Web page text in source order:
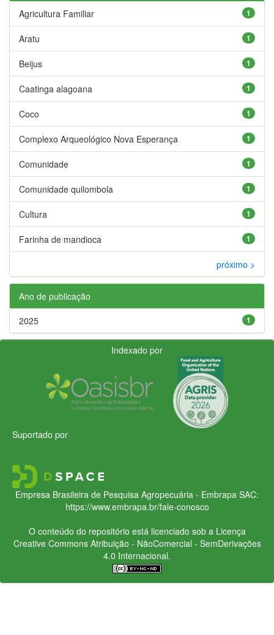
1
Agricultura Familiar
1
Aratu
1
Beijus
1
Caatinga alagoana
1
Coco
1
Complexo Arqueológico Nova Esperança
1
Comunidade
1
Comunidade quilombola
1
Cultura
1
Farinha de mandioca
próximo >
Ano de publicação
1
2025
Indexado por
Suportado por
Empresa Brasileira de Pesquisa Agropecuária - Embrapa SAC:
https://www.embrapa.br/fale-conosco
O conteúdo do repositório está licenciado sob a Licença
Creative CommonsAtribuição - NãoComercial - SemDerivações
4.0 Internacional.